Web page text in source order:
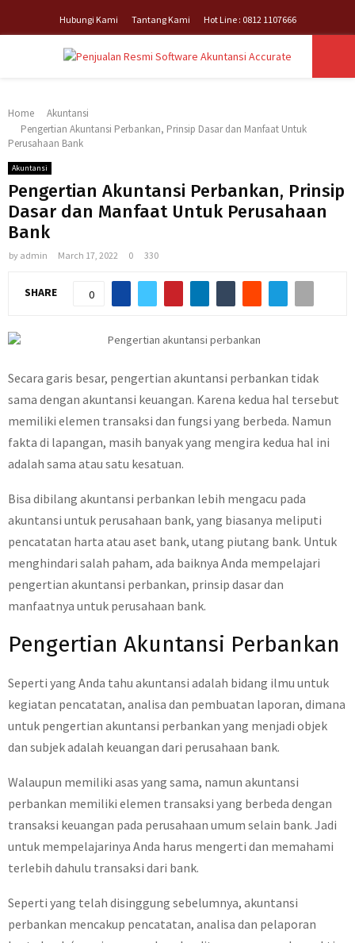
Hubungi Kami Tantang Kami Hot Line : 0812 1107666
MENU
Home
Akuntansi
Pengertian Akuntansi Perbankan, Prinsip Dasar dan Manfaat Untuk
Perusahaan Bank
Akuntansi
Pengertian Akuntansi Perbankan, Prinsip
Dasar dan Manfaat Untuk Perusahaan
Bank
by admin March 17, 2022 0 330
SHARE 0
Secara garis besar, pengertian akuntansi perbankan tidak
sama dengan akuntansi keuangan. Karena kedua hal tersebut
memiliki elemen transaksi dan fungsi yang berbeda. Namun
fakta di lapangan, masih banyak yang mengira kedua hal ini
adalah sama atau satu kesatuan.
Bisa dibilang akuntansi perbankan lebih mengacu pada
akuntansi untuk perusahaan bank, yang biasanya meliputi
pencatatan harta atau aset bank, utang piutang bank. Untuk
menghindari salah paham, ada baiknya Anda mempelajari
pengertian akuntansi perbankan, prinsip dasar dan
manfaatnya untuk perusahaan bank.
Pengertian Akuntansi Perbankan
Seperti yang Anda tahu akuntansi adalah bidang ilmu untuk
kegiatan pencatatan, analisa dan pembuatan laporan, dimana
untuk pengertian akuntansi perbankan yang menjadi objek
dan subjek adalah keuangan dari perusahaan bank.
Walaupun memiliki asas yang sama, namun akuntansi
perbankan memiliki elemen transaksi yang berbeda dengan
transaksi keuangan pada perusahaan umum selain bank. Jadi
untuk mempelajarinya Anda harus mengerti dan memahami
terlebih dahulu transaksi dari bank.
Seperti yang telah disinggung sebelumnya, akuntansi
perbankan mencakup pencatatan, analisa dan pelaporan